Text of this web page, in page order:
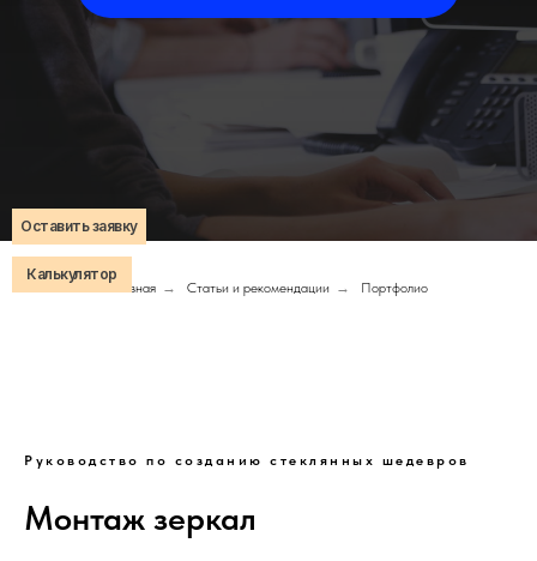
Главная → Статьи и рекомендации → Портфолио
Руководство по созданию стеклянных шедевров
Монтаж зеркал
Оставить заявку
Калькулятор